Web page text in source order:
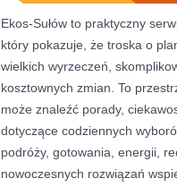
Ekos-Sułów to praktyczny
który pokazuje, że troska o
wielkich wyrzeczeń,
kosztownych zmian. To
może znaleźć porady,
dotyczące codziennych
podróży, gotowania, energii,
nowoczesnych rozwiązań